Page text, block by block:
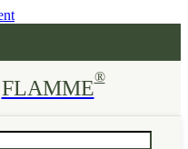
FLAMME®